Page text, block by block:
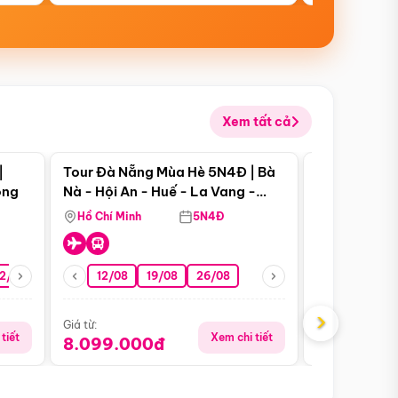
Xem tất cả
08 26/08 05/09 09/09 12/09
tiết
Điểm nổi bật
Tour Đà Nẵng Mùa Hè 5N4Đ | Bà
Nà - Hội An - Huế - La Vang -
Động Thiên Đường
Hồ Chí Minh 5N4Đ
12/08 19/08 26/08
Giá từ:
8.099.000đ Xem chi tiết
Giá từ:
›